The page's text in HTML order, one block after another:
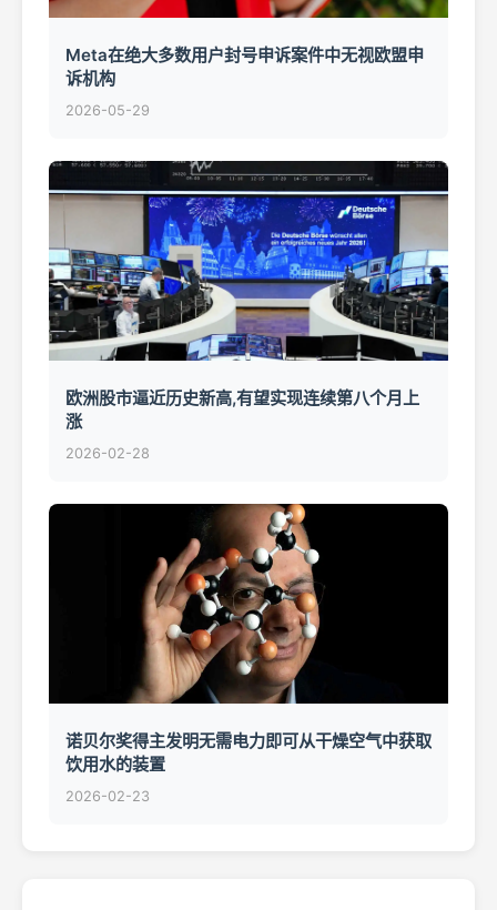
Meta在绝大多数用户封号申诉案件中无视欧盟申
诉机构
2026-05-29
欧洲股市逼近历史新高,有望实现连续第八个月上
涨
2026-02-28
诺贝尔奖得主发明无需电力即可从干燥空气中获取
饮用水的装置
2026-02-23